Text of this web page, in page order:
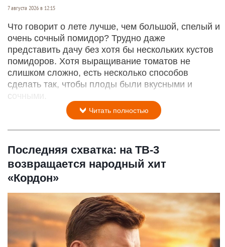
7 августа 2026 в 12:15
Что говорит о лете лучше, чем большой, спелый и
очень сочный помидор? Трудно даже
представить дачу без хотя бы нескольких кустов
помидоров. Хотя выращивание томатов не
слишком сложно, есть несколько способов
сделать так, чтобы плоды были вкусными и
сочными.
Читать полностью
Последняя схватка: на ТВ-3
возвращается народный хит
«Кордон»